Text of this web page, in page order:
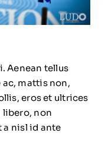
Aenean tellus
ac, mattis non,
eros et ultrices
libero, non
nisl id ante